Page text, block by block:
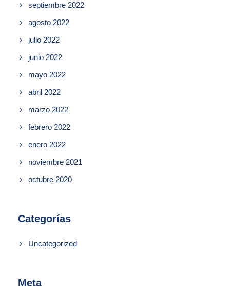
septiembre 2022
agosto 2022
julio 2022
junio 2022
mayo 2022
abril 2022
marzo 2022
febrero 2022
enero 2022
noviembre 2021
octubre 2020
Categorías
Uncategorized
Meta